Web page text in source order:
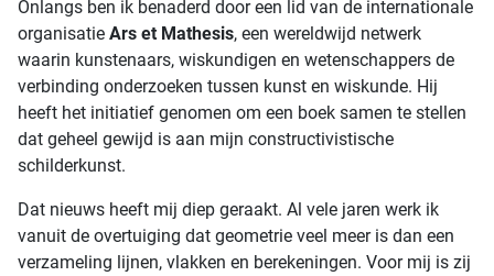
Onlangs ben ik benaderd door een lid van de internationale
organisatie Ars et Mathesis, een wereldwijd netwerk
waarin kunstenaars, wiskundigen en wetenschappers de
verbinding onderzoeken tussen kunst en wiskunde. Hij
heeft het initiatief genomen om een boek samen te stellen
dat geheel gewijd is aan mijn constructivistische
schilderkunst.
Dat nieuws heeft mij diep geraakt. Al vele jaren werk ik
vanuit de overtuiging dat geometrie veel meer is dan een
verzameling lijnen, vlakken en berekeningen. Voor mij is zij